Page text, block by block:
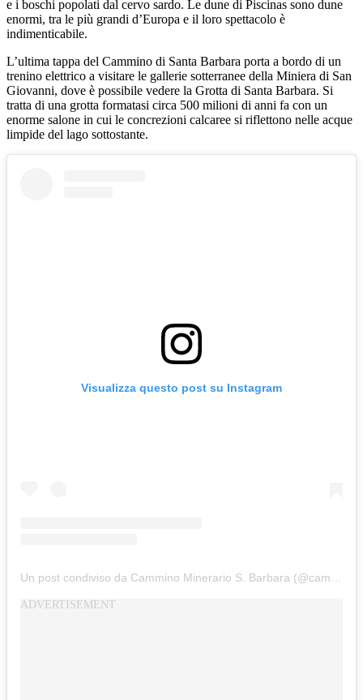
e i boschi popolati dal cervo sardo. Le dune di Piscinas sono dune
enormi, tra le più grandi d’Europa e il loro spettacolo è
indimenticabile.
L’ultima tappa del Cammino di Santa Barbara porta a bordo di un
trenino elettrico a visitare le gallerie sotterranee della Miniera di San
Giovanni, dove è possibile vedere la Grotta di Santa Barbara. Si
tratta di una grotta formatasi circa 500 milioni di anni fa con un
enorme salone in cui le concrezioni calcaree si riflettono nelle acque
limpide del lago sottostante.
Visualizza questo post su Instagram